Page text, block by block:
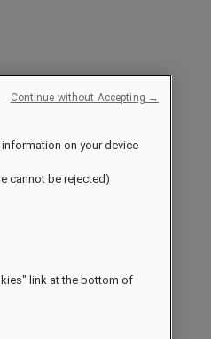
on your device
cannot be rejected)
link at the bottom of
Continue without Accepting →